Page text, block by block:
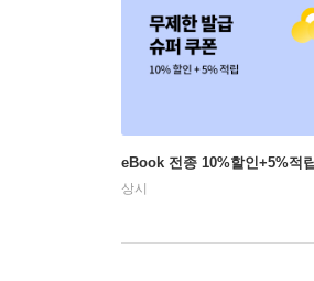
eBook 전종 10%할인+5%적
상시